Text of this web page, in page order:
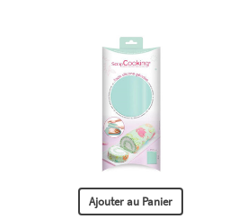
Ajouter au Panier